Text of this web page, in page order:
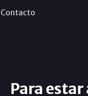
Contacto
Para estar